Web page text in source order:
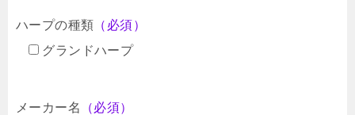
ハープの種類 （必須）
グランドハープ
メーカー名
（必須）